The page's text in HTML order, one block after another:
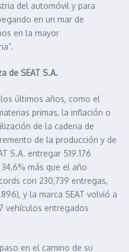
del automóvil y para
en un mar de
en la mayor
de SEAT S.A.
últimos años, como el
primas, la inflación o
de la cadena de
de la producción y de
S.A. entregar 519.176
más que el año
con 230,739 entregas,
y la marca SEAT volvió a
vehículos entregados
en el camino de su